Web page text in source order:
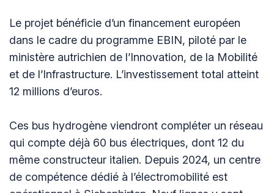
Le projet bénéficie d’un financement européen
dans le cadre du programme EBIN, piloté par le
ministère autrichien de l’Innovation, de la Mobilité
et de l’Infrastructure. L’investissement total atteint
12 millions d’euros.
Ces bus hydrogène viendront compléter un réseau
qui compte déjà 60 bus électriques, dont 12 du
même constructeur italien. Depuis 2024, un centre
de compétence dédié à l’électromobilité est